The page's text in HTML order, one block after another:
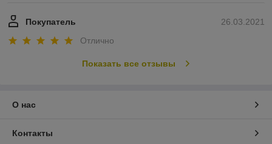
26.03.2021
Покупатель
Отлично
Показать все отзывы
О нас
Контакты